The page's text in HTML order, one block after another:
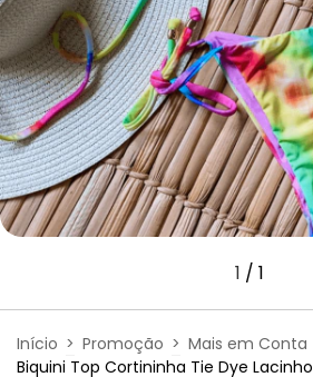
1 / 1
Início > Promoção > Mais em Conta
Biquini Top Cortininha Tie Dye Lacinho